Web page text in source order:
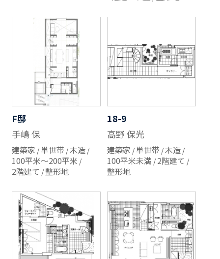
F邸
手嶋 保
建築家 単世帯 木造
100平米～200平米
2階建て 整形地
18-9
高野 保光
建築家 単世帯 木造
100平米未満 2階建て
整形地